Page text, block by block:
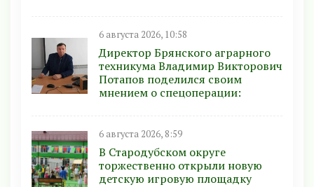
6 августа 2026, 10:58
Директор Брянского аграрного
техникума Владимир Викторович
Потапов поделился своим
мнением о спецоперации:
6 августа 2026, 8:59
В Стародубском округе
торжественно открыли новую
детскую игровую площадку